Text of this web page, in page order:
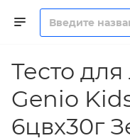
Тесто
Genio
6цвх30г